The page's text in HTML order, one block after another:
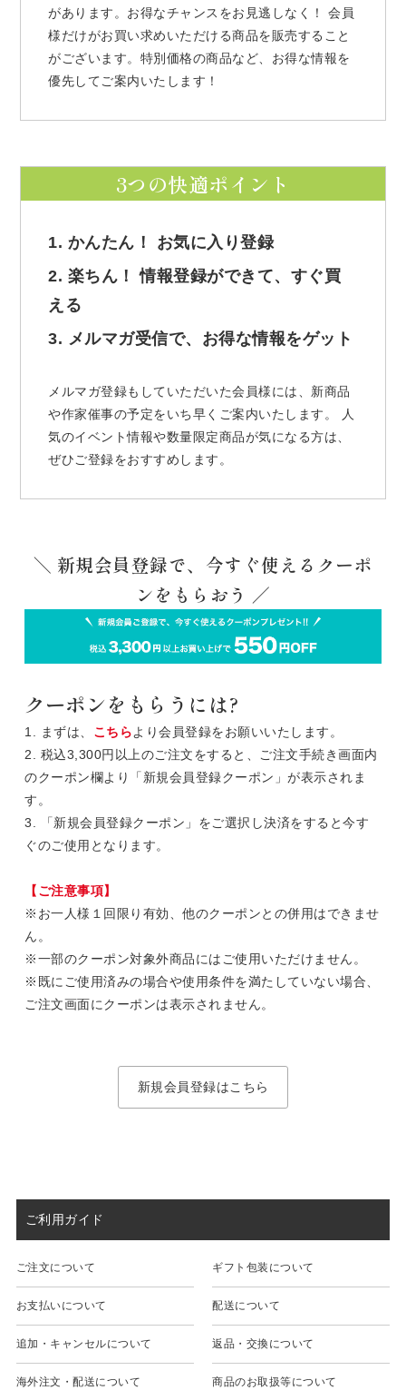
があります。お得なチャンスをお見逃しなく！ 会員
様だけがお買い求めいただける商品を販売すること
がございます。特別価格の商品など、お得な情報を
優先してご案内いたします！
3つの快適ポイント
1. かんたん！ お気に入り登録
2. 楽ちん！ 情報登録ができて、すぐ買
える
3. メルマガ受信で、お得な情報をゲット
メルマガ登録もしていただいた会員様には、新商品
や作家催事の予定をいち早くご案内いたします。 人
気のイベント情報や数量限定商品が気になる方は、
ぜひご登録をおすすめします。
＼ 新規会員登録で、今すぐ使えるクーポ
ンをもらおう ／
クーポンをもらうには?
1. まずは、 こちらより会員登録をお願いいたします。
2. 税込3,300円以上のご注文をすると、ご注文手続き画面内
のクーポン欄より「新規会員登録クーポン」が表示されま
す。
3. 「新規会員登録クーポン」をご選択し決済をすると今す
ぐのご使用となります。
【ご注意事項】
※お一人様１回限り有効、他のクーポンとの併用はできませ
ん。
※一部のクーポン対象外商品にはご使用いただけません。
※既にご使用済みの場合や使用条件を満たしていない場合、
ご注文画面にクーポンは表示されません。
新規会員登録はこちら
ご利用ガイド
ご注文について ギフト包装について
お支払いについて 配送について
追加・キャンセルについて 返品・交換について
海外注文・配送について 商品のお取扱等について